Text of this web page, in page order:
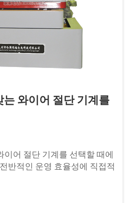
는 와이어 절단 기계를
이어 절단 기계를 선택할 때에
반적인 운영 효율성에 직접적
요소를 신중하게 고려해야 합